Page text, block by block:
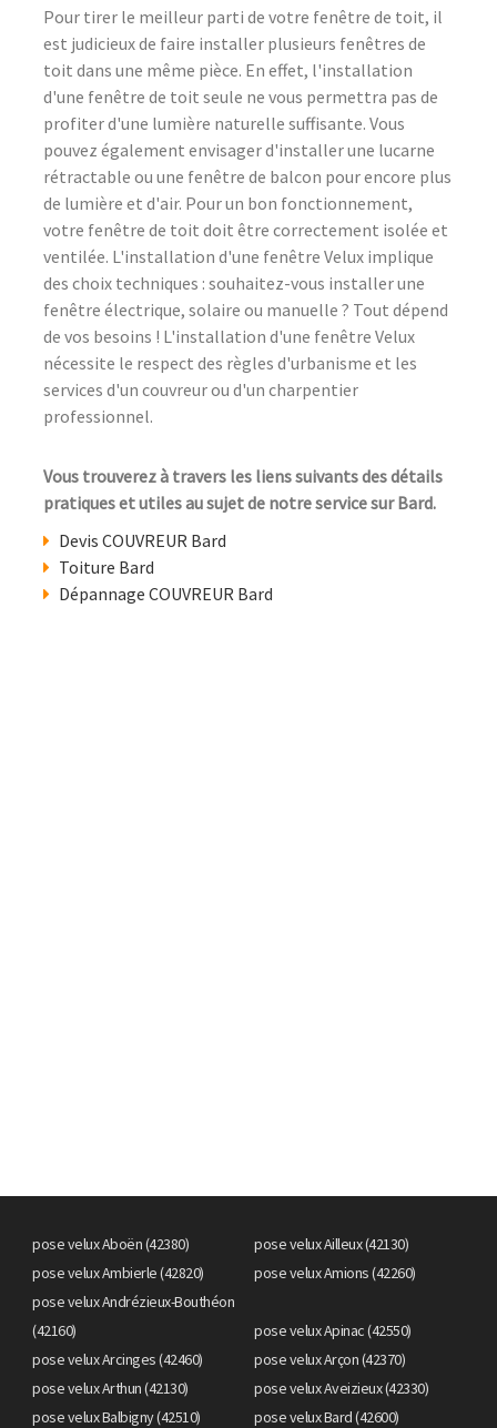
Pour tirer le meilleur parti de votre fenêtre de toit, il
est judicieux de faire installer plusieurs fenêtres de
toit dans une même pièce. En effet, l'installation
d'une fenêtre de toit seule ne vous permettra pas de
profiter d'une lumière naturelle suffisante. Vous
pouvez également envisager d'installer une lucarne
rétractable ou une fenêtre de balcon pour encore plus
de lumière et d'air. Pour un bon fonctionnement,
votre fenêtre de toit doit être correctement isolée et
ventilée. L'installation d'une fenêtre Velux implique
des choix techniques : souhaitez-vous installer une
fenêtre électrique, solaire ou manuelle ? Tout dépend
de vos besoins ! L'installation d'une fenêtre Velux
nécessite le respect des règles d'urbanisme et les
services d'un couvreur ou d'un charpentier
professionnel.
Vous trouverez à travers les liens suivants des détails
pratiques et utiles au sujet de notre service sur Bard.
Devis COUVREUR Bard
Toiture Bard
Dépannage COUVREUR Bard
pose velux Aboën (42380)
pose velux Ailleux (42130)
pose velux Ambierle (42820)
pose velux Amions (42260)
pose velux Andrézieux-Bouthéon
(42160)
pose velux Apinac (42550)
pose velux Arcinges (42460)
pose velux Arçon (42370)
pose velux Arthun (42130)
pose velux Aveizieux (42330)
pose velux Balbigny (42510)
pose velux Bard (42600)